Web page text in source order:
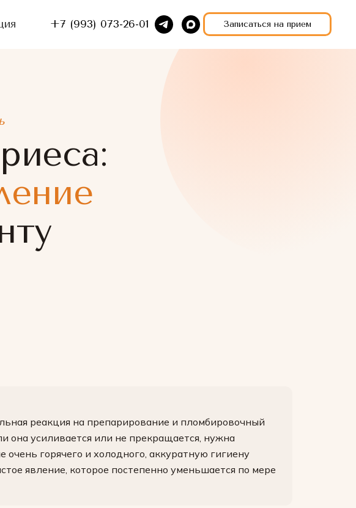
+7 (993) 073-26-01 Записаться на прием
реакция на препарирование и пломбировочный
она усиливается или не прекращается, нужна
горячего и холодного, аккуратную гигиену
явление, которое постепенно уменьшается по мере